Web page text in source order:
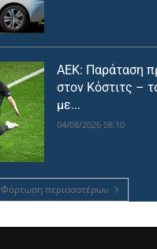
ΑΕΚ: Παράταση
στον Κόστιτς –
με...
04/08/2026 08:10
Φόρτωση περισσοτέρων